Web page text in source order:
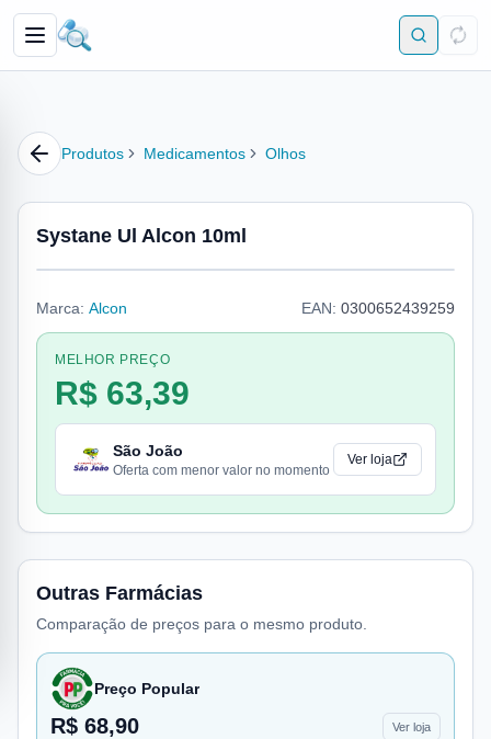
Produtos Medicamentos Olhos
Systane Ul Alcon 10ml
Marca: Alcon EAN: 0300652439259
MELHOR PREÇO
R$ 63,39
São João
Oferta com menor valor no momento
Ver loja
Outras Farmácias
Comparação de preços para o mesmo produto.
Preço Popular
R$ 68,90 Ver loja